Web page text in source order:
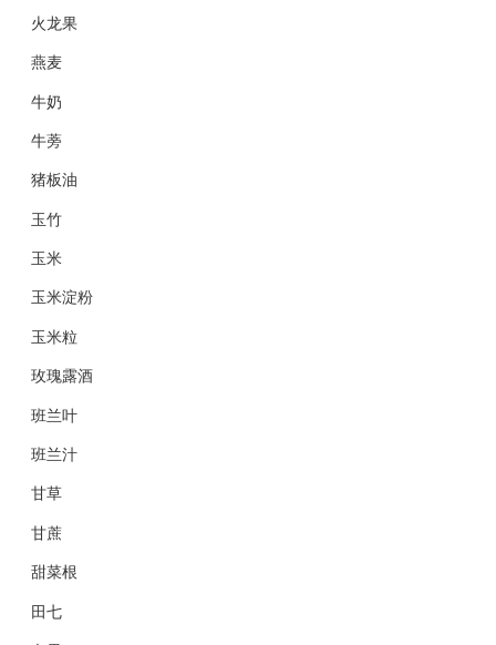
火龙果
燕麦
牛奶
牛蒡
猪板油
玉竹
玉米
玉米淀粉
玉米粒
玫瑰露酒
班兰叶
班兰汁
甘草
甘蔗
甜菜根
田七